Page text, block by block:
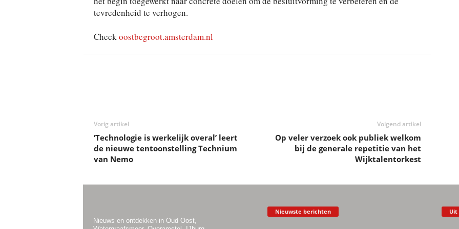
tevredenheid te verhogen.
Checkoostbegroot.amsterdam.nl
Vorig artikel
‘Technologie is werkelijk overal’ leert
de nieuwe tentoonstelling Technium
van Nemo
Volgend artikel
Op veler verzoek ook publiek welkom
bij de generale repetitie van het
Wijktalentorkest
Nieuws en ontdekken in Oud Oost,
Nieuwste berichten Uit